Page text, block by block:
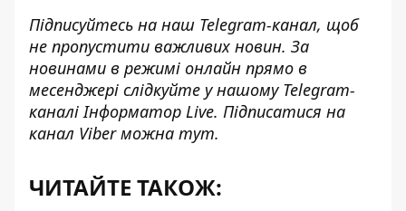
Підписуйтесь на наш Telegram-канал, щоб
не пропустити важливих новин. За
новинами в режимі онлайн прямо в
месенджері слідкуйте у нашому Telegram-
каналіІнформатор Live. Підписатися на
канал Viber можна тут.
ЧИТАЙТЕ ТАКОЖ: